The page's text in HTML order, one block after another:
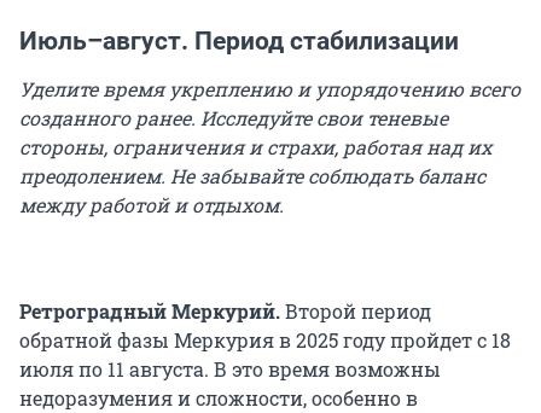
Июль–август. Период стабилизации
Уделите время укреплению и упорядочению всего
созданного ранее. Исследуйте свои теневые
стороны, ограничения и страхи, работая над их
преодолением. Не забывайте соблюдать баланс
между работой и отдыхом.
Ретроградный Меркурий.Второй период
обратной фазы Меркурия в 2025 году пройдет с 18
июля по 11 августа. В это время возможны
недоразумения и сложности, особенно в